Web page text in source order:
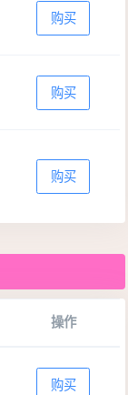
购买
购买
购买
操作
购买